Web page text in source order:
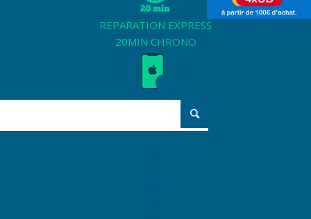
REPARATION EXPRESS
20MIN CHRONO